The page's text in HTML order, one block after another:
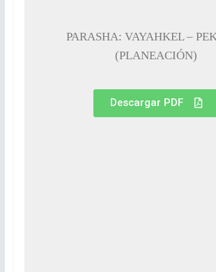
PARASHA: VAYAHKEL –
(PLANEACIÓN)
Descargar PDF